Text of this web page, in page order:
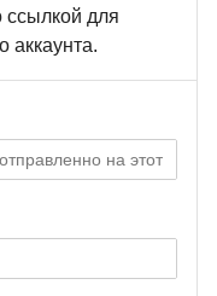
ссылкой для
аккаунта.